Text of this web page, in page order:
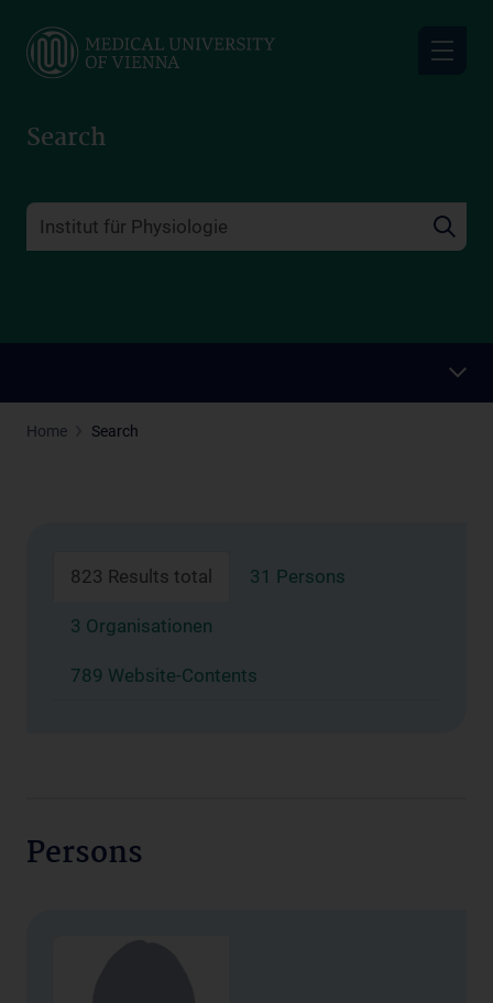
main
Search
Home Search
823 Results total 31 Persons
3 Organisationen
789 Website-Contents
Persons